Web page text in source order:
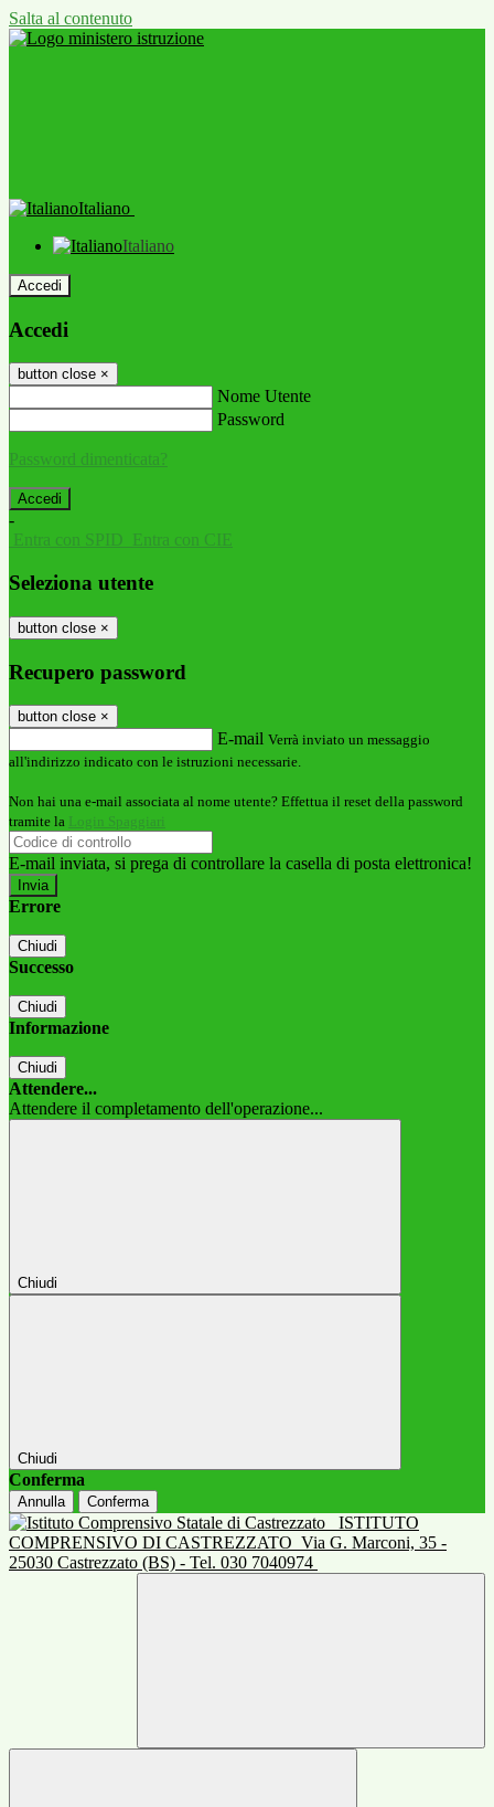
Salta al contenuto
Italiano
Italiano
Accedi
Accedi
button close ×
Nome Utente
Password
Password dimenticata?
-
Entra con SPID Entra con CIE
Seleziona utente
button close ×
Recupero password
button close ×
E-mail Verrà inviato un messaggio
all'indirizzo indicato con le istruzioni necessarie.
Non hai una e-mail associata al nome utente? Effettua il reset della password
tramite la Login Spaggiari
E-mail inviata, si prega di controllare la casella di posta elettronica!
Errore
Chiudi
Successo
Chiudi
Informazione
Chiudi
Attendere...
Attendere il completamento dell'operazione...
Chiudi
Chiudi
Conferma
Annulla Conferma
ISTITUTO
COMPRENSIVO DI CASTREZZATO Via G. Marconi, 35 -
25030 Castrezzato (BS) - Tel. 030 7040974